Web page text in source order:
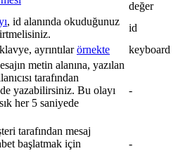
değer
, id alanında okuduğunuz
id
ayrıntılarörnekte keyboard
metin alanına, yazılan
tarafından
yazabilirsiniz. Bu olayı
her 5 saniyede
-
tarafından mesaj
başlatmak için
-